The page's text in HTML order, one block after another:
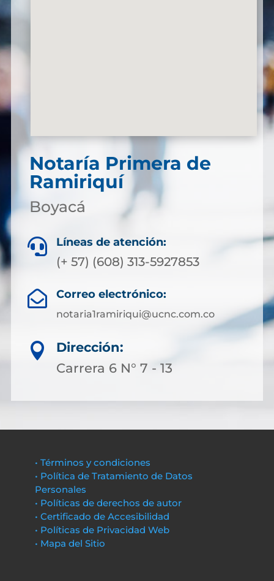
Notaría Primera de
Ramiriquí
Boyacá
 Líneas de atención:
(+ 57) (608) 313-5927853
 Correo electrónico:
notaria1ramiriqui@ucnc.com.co

Dirección:
Carrera 6 N° 7 - 13
• Términos y condiciones
• Política de Tratamiento de Datos
Personales
• Políticas de derechos de autor
• Certificado de Accesibilidad
• Políticas de Privacidad Web
• Mapa del Sitio